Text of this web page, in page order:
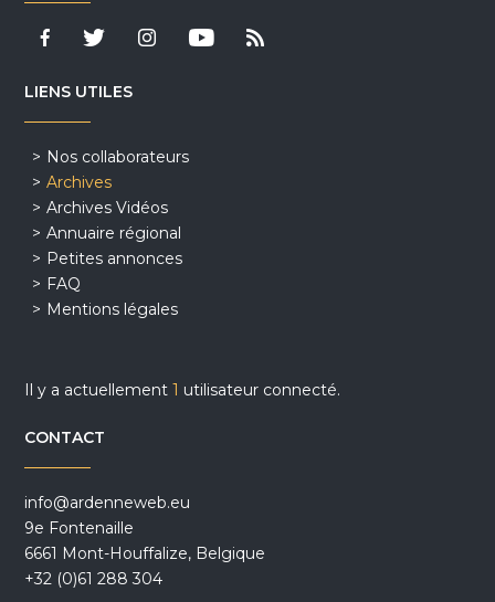
LIENS UTILES
Nos collaborateurs
Archives
Archives Vidéos
Annuaire régional
Petites annonces
FAQ
Mentions légales
Il y a actuellement1 utilisateur connecté.
CONTACT
info@ardenneweb.eu
9e Fontenaille
6661 Mont-Houffalize, Belgique
+32 (0)61 288 304